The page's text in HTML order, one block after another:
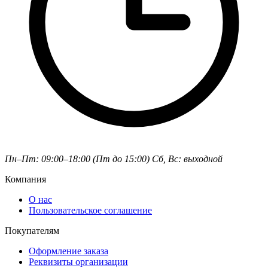
Пн–Пт: 09:00–18:00 (Пт до 15:00) Сб, Вс: выходной
Компания
О нас
Пользовательское соглашение
Покупателям
Оформление заказа
Реквизиты организации